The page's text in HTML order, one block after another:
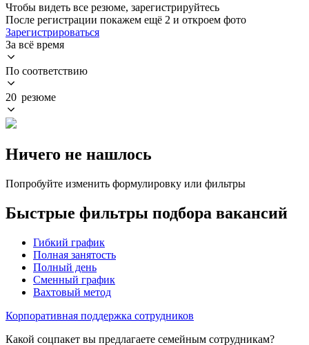
Чтобы видеть все резюме, зарегистрируйтесь
После регистрации покажем ещё 2 и откроем фото
Зарегистрироваться
За всё время
По соответствию
20 резюме
Ничего не нашлось
Попробуйте изменить формулировку или фильтры
Быстрые фильтры подбора вакансий
Гибкий график
Полная занятость
Полный день
Сменный график
Вахтовый метод
Корпоративная поддержка сотрудников
Какой соцпакет вы предлагаете семейным сотрудникам?